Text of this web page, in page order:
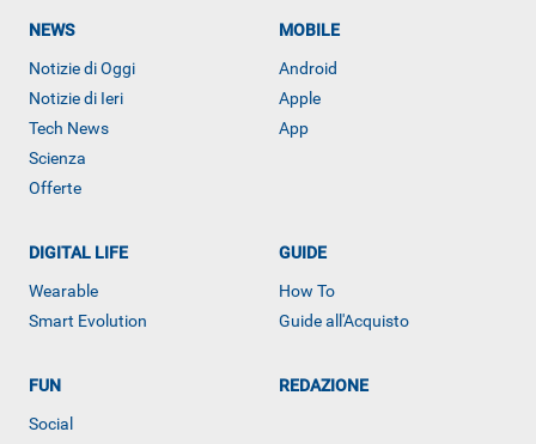
ALTRO
NEWS
Notizie di Oggi
Notizie di Ieri
Tech News
Scienza
Offerte
MOBILE
Android
Apple
App
DIGITAL LIFE
Wearable
Smart Evolution
GUIDE
How To
Guide all'Acquisto
FUN
Social
REDAZIONE